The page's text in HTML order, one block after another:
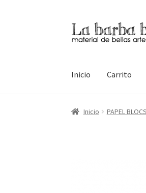
Ir
a
Ir
al
Inicio Carrito
Inicio Carrito
Inicio PAPEL BLOCS